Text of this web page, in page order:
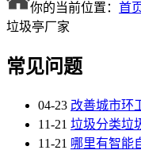
你的当前位置： 首
垃圾亭厂家
常见问题
04-23 改善城市环
11-21 垃圾分类垃
11-21 哪里有智能